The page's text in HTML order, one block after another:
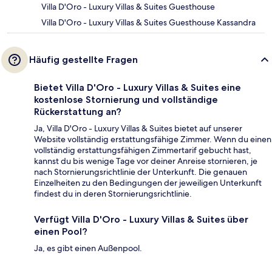
Villa D'Oro - Luxury Villas & Suites Guesthouse
Villa D'Oro - Luxury Villas & Suites Guesthouse Kassandra
Häufig gestellte Fragen
Bietet Villa D'Oro - Luxury Villas & Suites eine
kostenlose Stornierung und vollständige
Rückerstattung an?
Ja, Villa D'Oro - Luxury Villas & Suites bietet auf unserer
Website vollständig erstattungsfähige Zimmer. Wenn du einen
vollständig erstattungsfähigen Zimmertarif gebucht hast,
kannst du bis wenige Tage vor deiner Anreise stornieren, je
nach Stornierungsrichtlinie der Unterkunft. Die genauen
Einzelheiten zu den Bedingungen der jeweiligen Unterkunft
findest du in deren Stornierungsrichtlinie.
Verfügt Villa D'Oro - Luxury Villas & Suites über
einen Pool?
Ja, es gibt einen Außenpool.